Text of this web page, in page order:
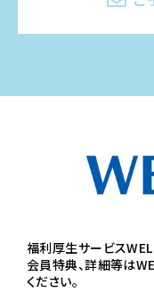
福利厚生サービス
会員特典、詳細等は
ください。